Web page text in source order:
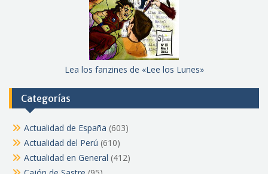
Lea los fanzines de «Lee los Lunes»
Categorías
Actualidad de España (603)
Actualidad del Perú (610)
Actualidad en General (412)